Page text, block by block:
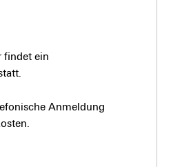
findet ein
Anmeldung